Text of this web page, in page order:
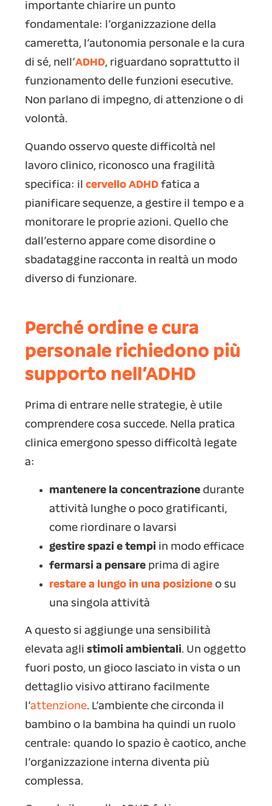
importante chiarire un punto
fondamentale: l’organizzazione della
cameretta, l’autonomia personale e la cura
di sé, nell’ADHD, riguardano soprattutto il
funzionamento delle funzioni esecutive.
Non parlano di impegno, di attenzione o di
volontà.
Quando osservo queste difficoltà nel
lavoro clinico, riconosco una fragilità
specifica: il cervello ADHD fatica a
pianificare sequenze, a gestire il tempo e a
monitorare le proprie azioni. Quello che
dall’esterno appare come disordine o
sbadataggine racconta in realtà un modo
diverso di funzionare.
Perché ordine e cura
personale richiedono più
supporto nell’ADHD
Prima di entrare nelle strategie, è utile
comprendere cosa succede. Nella pratica
clinica emergono spesso difficoltà legate
a:
mantenere la concentrazione durante
attività lunghe o poco gratificanti,
come riordinare o lavarsi
gestire spazi e tempi in modo efficace
fermarsi a pensare prima di agire
restare a lungo in una posizione o su
una singola attività
A questo si aggiunge una sensibilità
elevata agli stimoli ambientali. Un oggetto
fuori posto, un gioco lasciato in vista o un
dettaglio visivo attirano facilmente
l’attenzione. L’ambiente che circonda il
bambino o la bambina ha quindi un ruolo
centrale: quando lo spazio è caotico, anche
l’organizzazione interna diventa più
complessa.